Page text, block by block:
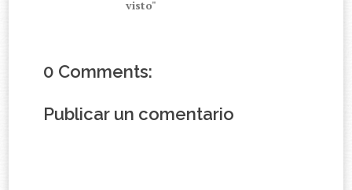
visto"
0 Comments:
Publicar un comentario